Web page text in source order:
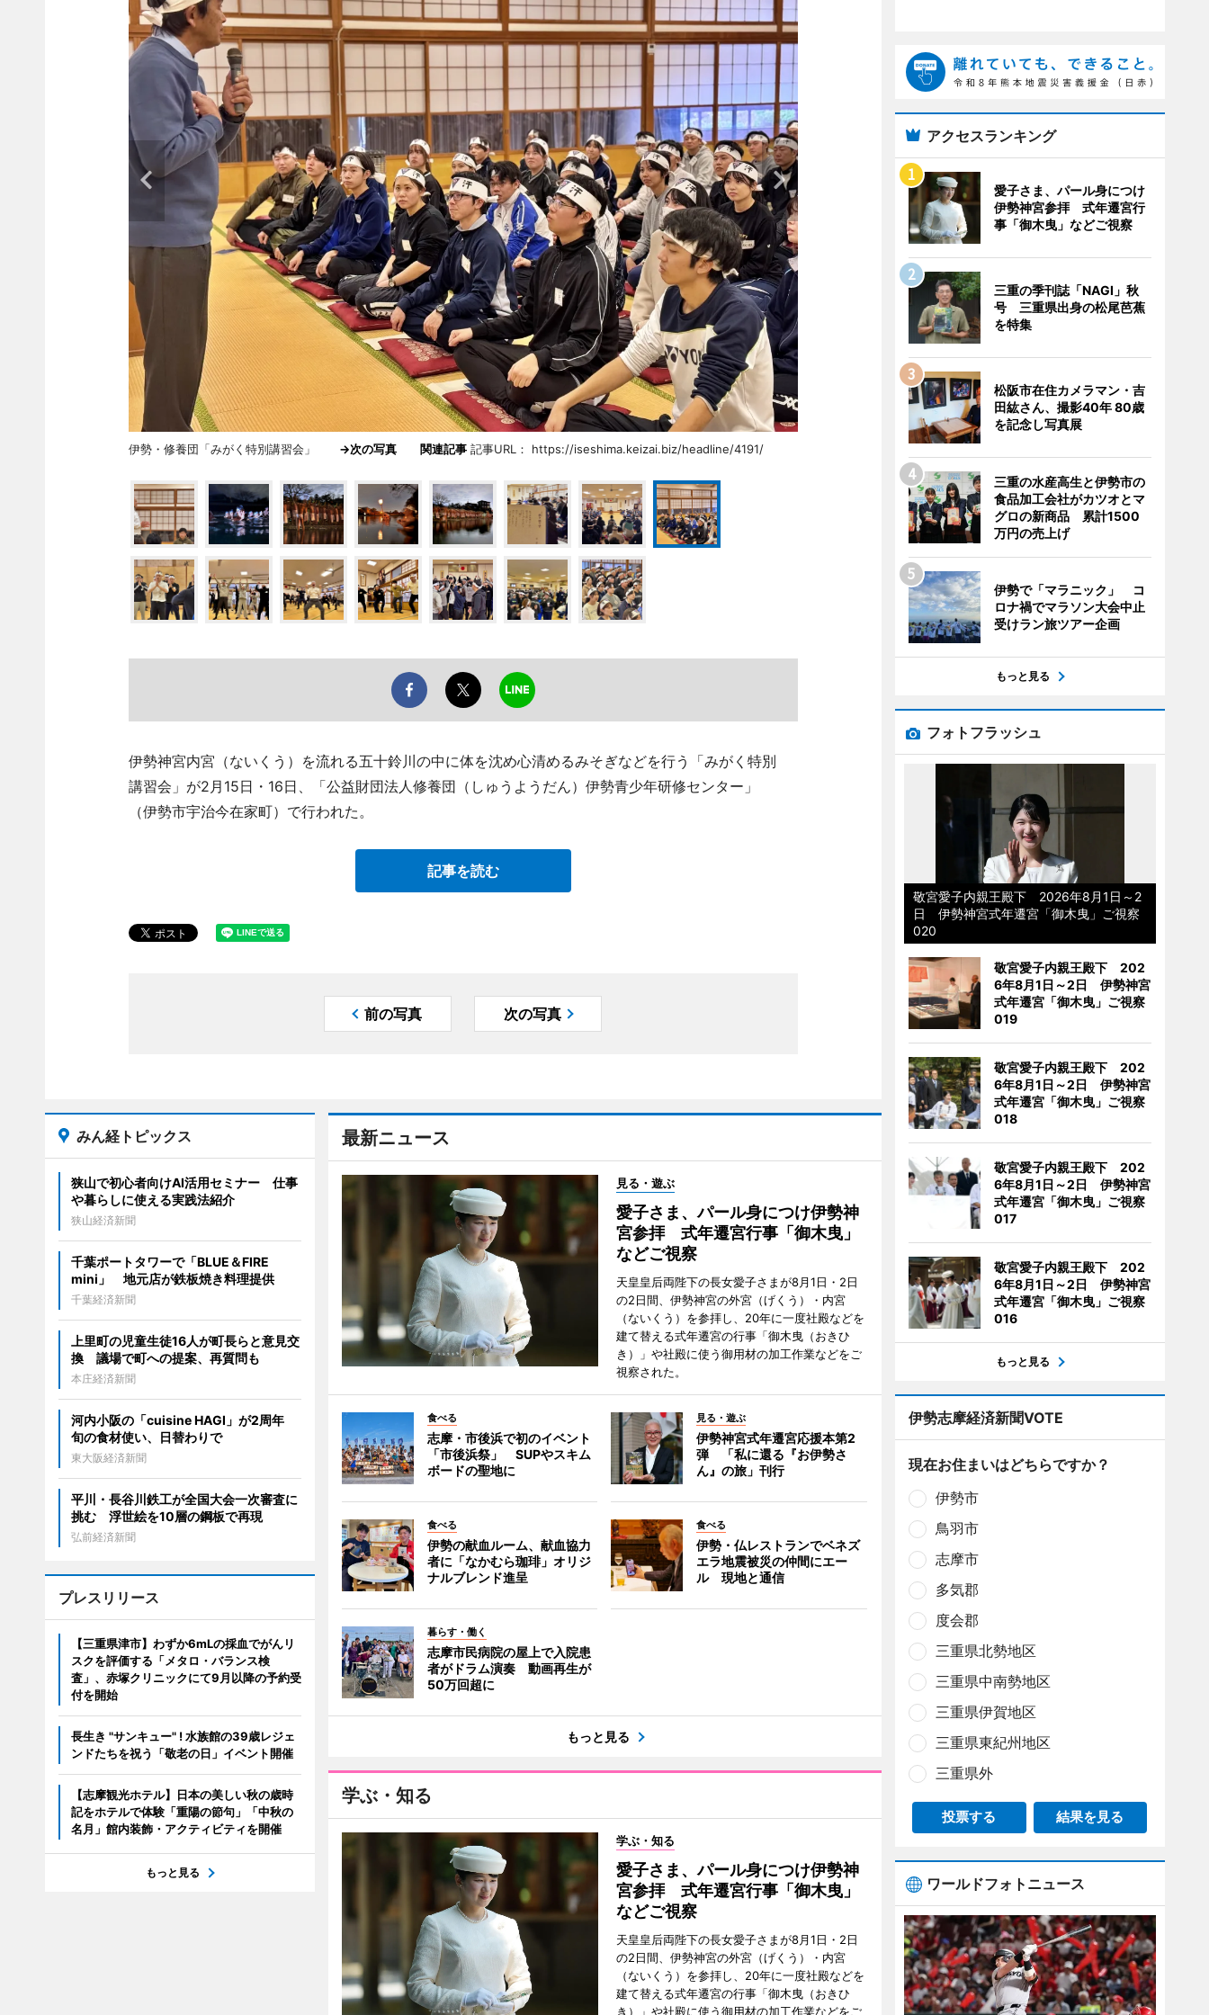
伊勢・修養団「みがく特別講習会」 →次の写真 関連記事記事URL： https://iseshima.keizai.biz/headline/4191/
伊勢神宮内宮（ないくう）を流れる五十鈴川の中に体を沈め心清めるみそぎなどを行う「みがく特別
講習会」が2月15日・16日、「公益財団法人修養団（しゅうようだん）伊勢青少年研修センター」
（伊勢市宇治今在家町）で行われた。
記事を読む
前の写真 次の写真
最新ニュース
見る・遊ぶ
愛子さま、パール身につけ伊勢神
宮参拝 式年遷宮行事「御木曳」
などご視察
天皇皇后両陛下の長女愛子さまが8月1日・2日
の2日間、伊勢神宮の外宮（げくう）・内宮
（ないくう）を参拝し、20年に一度社殿などを
建て替える式年遷宮の行事「御木曳（おきひ
き）」や社殿に使う御用材の加工作業などをご
視察された。
食べる
志摩・市後浜で初のイベント
「市後浜祭」 SUPやスキム
ボードの聖地に
見る・遊ぶ
伊勢神宮式年遷宮応援本第2
弾 「私に還る『お伊勢さ
ん』の旅」刊行
食べる
伊勢の献血ルーム、献血協力
者に「なかむら珈琲」オリジ
ナルブレンド進呈
食べる
伊勢・仏レストランでベネズ
エラ地震被災の仲間にエー
ル 現地と通信
暮らす・働く
志摩市民病院の屋上で入院患
者がドラム演奏 動画再生が
50万回超に
もっと見る
学ぶ・知る
学ぶ・知る
愛子さま、パール身につけ伊勢神
宮参拝 式年遷宮行事「御木曳」
などご視察
天皇皇后両陛下の長女愛子さまが8月1日・2日
の2日間、伊勢神宮の外宮（げくう）・内宮
（ないくう）を参拝し、20年に一度社殿などを
建て替える式年遷宮の行事「御木曳（おきひ
き）」や社殿に使う御用材の加工作業などをご
みん経トピックス
狭山で初心者向けAI活用セミナー 仕事
や暮らしに使える実践法紹介
狭山経済新聞
千葉ポートタワーで「BLUE＆FIRE
mini」 地元店が鉄板焼き料理提供
千葉経済新聞
上里町の児童生徒16人が町長らと意見交
換 議場で町への提案、再質問も
本庄経済新聞
河内小阪の「cuisine HAGI」が2周年
旬の食材使い、日替わりで
東大阪経済新聞
平川・長谷川鉄工が全国大会一次審査に
挑む 浮世絵を10層の鋼板で再現
弘前経済新聞
プレスリリース
【三重県津市】わずか6mLの採血でがんリ
スクを評価する「メタロ・バランス検
査」、赤塚クリニックにて9月以降の予約受
付を開始
長生き "サンキュー" ! 水族館の39歳レジェ
ンドたちを祝う「敬老の日」イベント開催
【志摩観光ホテル】日本の美しい秋の歳時
記をホテルで体験「重陽の節句」「中秋の
名月」館内装飾・アクティビティを開催
もっと見る
アクセスランキング
愛子さま、パール身につけ
伊勢神宮参拝 式年遷宮行
事「御木曳」などご視察
三重の季刊誌「NAGI」秋
号 三重県出身の松尾芭蕉
を特集
松阪市在住カメラマン・吉
田紘さん、撮影40年 80歳
を記念し写真展
三重の水産高生と伊勢市の
食品加工会社がカツオとマ
グロの新商品 累計1500
万円の売上げ
伊勢で「マラニック」 コ
ロナ禍でマラソン大会中止
受けラン旅ツアー企画
もっと見る
フォトフラッシュ
敬宮愛子内親王殿下 2026年8月1日～2
日 伊勢神宮式年遷宮「御木曳」ご視察
020
敬宮愛子内親王殿下 202
6年8月1日～2日 伊勢神宮
式年遷宮「御木曳」ご視察
019
敬宮愛子内親王殿下 202
6年8月1日～2日 伊勢神宮
式年遷宮「御木曳」ご視察
018
敬宮愛子内親王殿下 202
6年8月1日～2日 伊勢神宮
式年遷宮「御木曳」ご視察
017
敬宮愛子内親王殿下 202
6年8月1日～2日 伊勢神宮
式年遷宮「御木曳」ご視察
016
もっと見る
伊勢志摩経済新聞VOTE
現在お住まいはどちらですか？
伊勢市
鳥羽市
志摩市
多気郡
度会郡
三重県北勢地区
三重県中南勢地区
三重県伊賀地区
三重県東紀州地区
三重県外
投票する 結果を見る
ワールドフォトニュース